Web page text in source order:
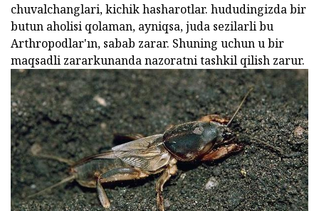
chuvalchanglari, kichik hasharotlar. hududingizda bir
butun aholisi qolaman, ayniqsa, juda sezilarli bu
Arthropodlar'ın, sabab zarar. Shuning uchun u bir
maqsadli zararkunanda nazoratni tashkil qilish zarur.